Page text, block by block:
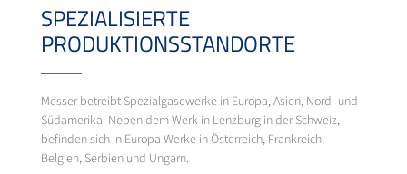
SPEZIALISIERTE
PRODUKTIONSSTANDORTE
Messer betreibt Spezialgasewerke in Europa, Asien, Nord- und
Südamerika. Neben dem Werk in Lenzburg in der Schweiz,
befinden sich in Europa Werke in Österreich, Frankreich,
Belgien, Serbien und Ungarn.